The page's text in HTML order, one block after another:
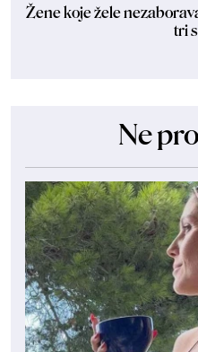
Žene koje žele
tri
Ne